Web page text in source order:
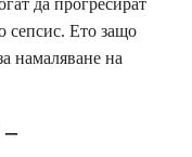
да прогресират
сепсис. Ето защо
намаляване на